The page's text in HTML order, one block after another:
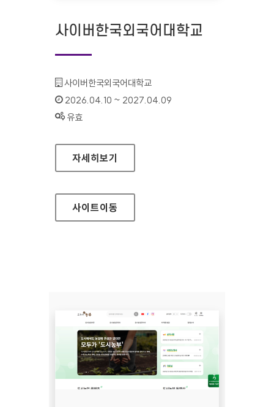
사이버한국외국어대학교
기관명 :
사이버한국외국어대학교
인증기간 :
2026.04.10 ~ 2027.04.09
상태 :
유효
사이버한국외국어대학교
자세히보기
사이트이동